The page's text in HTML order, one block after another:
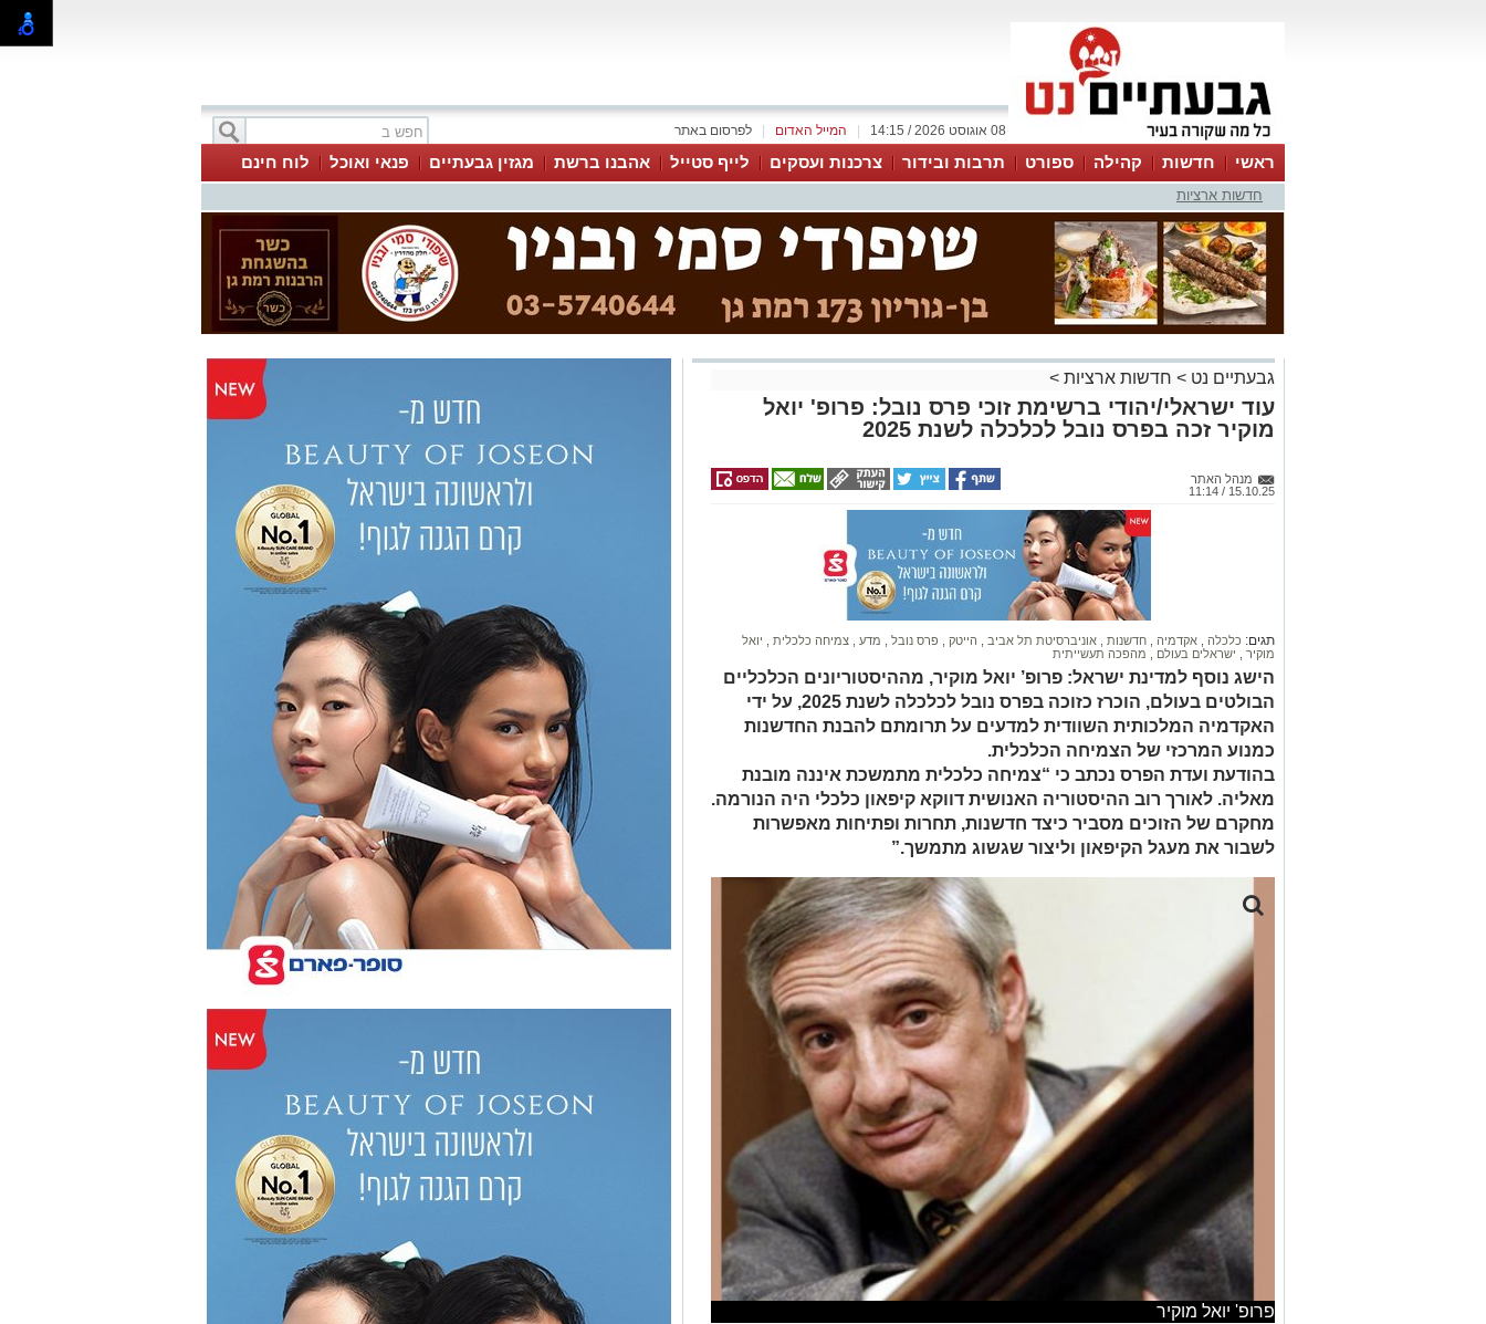
לפרסום באתר המייל האדום 08 אוגוסט 2026 / 14:15
ראשי חדשות קהילה ספורט תרבות ובידור צרכנות ועסקים לייף סטייל אהבנו ברשת מגזין גבעתיים פנאי ואוכל לוח חינם
חדשות ארציות
גבעתיים נט > חדשות ארציות >
עוד ישראלי/יהודי ברשימת זוכי פרס נובל: פרופ' יואל
מוקיר זכה בפרס נובל לכלכלה לשנת 2025
מנהל האתר
15.10.25 / 11:14
תגים: כלכלה אקדמיה חדשנות אוניברסיטת תל אביב הייטק פרס נובל מדע צמיחה כלכלית
יואל
מוקיר
ישראלים בעולם מהפכה תעשייתית
הישג נוסף למדינת ישראל: פרופ’ יואל מוקיר, מההיסטוריונים הכלכליים
הבולטים בעולם, הוכרז כזוכה בפרס נובל לכלכלה לשנת 2025, על ידי
האקדמיה המלכותית השוודית למדעים על תרומתם להבנת החדשנות
כמנוע המרכזי של הצמיחה הכלכלית.
בהודעת ועדת הפרס נכתב כי “צמיחה כלכלית מתמשכת איננה מובנת
מאליה. לאורך רוב ההיסטוריה האנושית דווקא קיפאון כלכלי היה הנורמה.
מחקרם של הזוכים מסביר כיצד חדשנות, תחרות ופתיחות מאפשרות
לשבור את מעגל הקיפאון וליצור שגשוג מתמשך.”
פרופ' יואל מוקיר